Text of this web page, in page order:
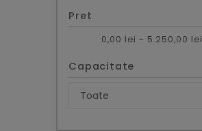
Pret
0,00 lei - 5.250,00 lei
Capacitate